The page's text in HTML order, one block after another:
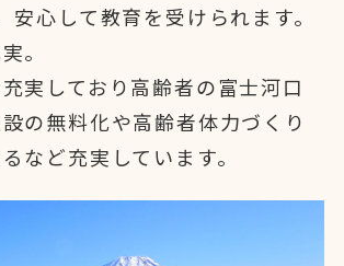
安心して教育を受けられます。
。
実しており高齢者の富士河口
の無料化や高齢者体力づくり
など充実しています。